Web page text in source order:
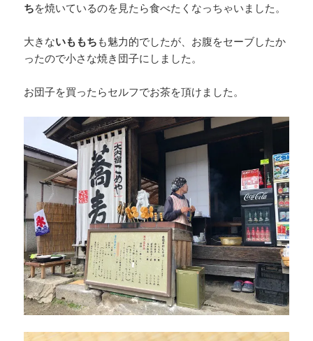
ちを焼いているのを見たら食べたくなっちゃいました。
大きないももち も魅力的でしたが、お腹をセーブしたか
ったので小さな焼き団子にしました。
お団子を買ったらセルフでお茶を頂けました。